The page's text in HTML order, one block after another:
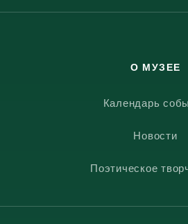
О МУЗЕЕ
Календарь
Новости
Поэтическое